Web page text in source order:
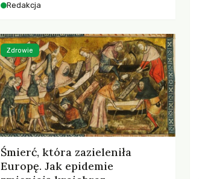
kochanego Opiekuna, Mecenasa i Mentora.
Redakcja
Śmierć, która zazieleniła
Europę. Jak epidemie
Zdrowie